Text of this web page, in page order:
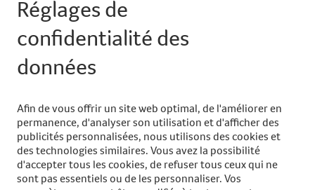
Centrale
+41 31 858 48 48
info@transgourmet.ch
your
language
Suivez-nous sur